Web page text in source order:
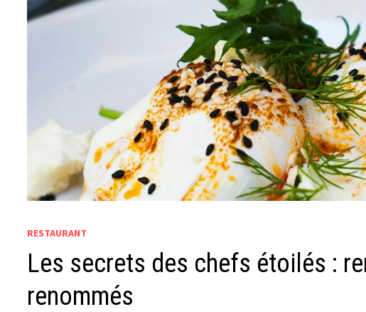
RESTAURANT
Les secrets des chefs étoilés :
renommés